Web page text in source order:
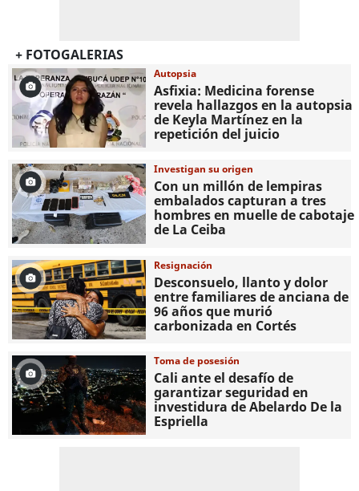
+ FOTOGALERIAS
Autopsia
Asfixia: Medicina forense
revela hallazgos en la autopsia
de Keyla Martínez en la
repetición del juicio
Investigan su origen
Con un millón de lempiras
embalados capturan a tres
hombres en muelle de cabotaje
de La Ceiba
Resignación
​​​​Desconsuelo, llanto y dolor
entre familiares de anciana de
96 años que murió
carbonizada en Cortés
Toma de posesión
Cali ante el desafío de
garantizar seguridad en
investidura de Abelardo De la
Espriella